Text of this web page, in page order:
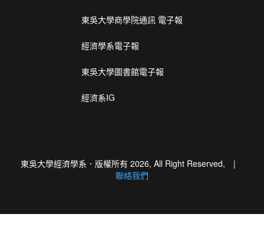
東吳大學商學院通訊 電子報
經濟學系電子報
東吳大學圖書館電子報
經濟系IG
東吳大學經濟學系．版權所有 2026, All Right Reserved, |
聯絡我們